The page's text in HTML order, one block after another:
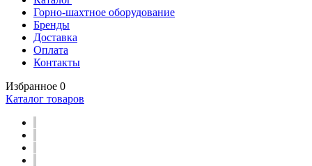
Горно-шахтное оборудование
Бренды
Доставка
Оплата
Контакты
Избранное 0
Каталог товаров